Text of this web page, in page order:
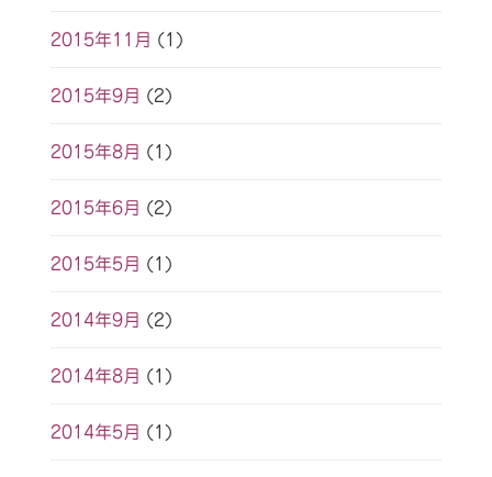
2015年11月 (1)
2015年9月 (2)
2015年8月 (1)
2015年6月 (2)
2015年5月 (1)
2014年9月 (2)
2014年8月 (1)
2014年5月 (1)